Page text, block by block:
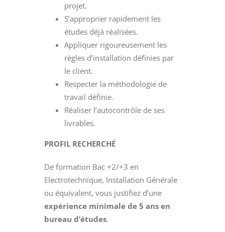
projet.
S’approprier rapidement les
études déjà réalisées.
Appliquer rigoureusement les
règles d’installation définies par
le client.
Respecter la méthodologie de
travail définie.
Réaliser l’autocontrôle de ses
livrables.
PROFIL RECHERCHÉ
De formation Bac +2/+3 en
Electrotechnique, Installation Générale
ou équivalent, vous justifiez d’une
expérience minimale de 5 ans en
bureau d’études.